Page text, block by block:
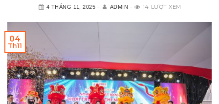
4 THÁNG 11, 2025 - ADMIN - 14 LƯỢT XEM
04
Th11